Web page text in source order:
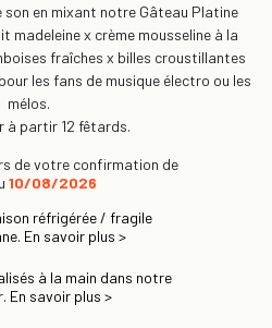
en mixant notre Gâteau Platine
madeleine x crème mousseline à la
fraîches x billes croustillantes
les fans de musique électro ou les
mélos.
à partir 12 fêtards.
de votre confirmation de
10/08/2026
réfrigérée / fragile
En savoir plus >
à la main dans notre
En savoir plus >